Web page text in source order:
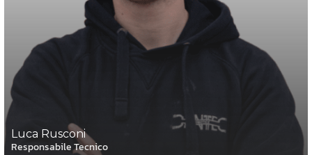
Luca Rusconi
Responsabile Tecnico